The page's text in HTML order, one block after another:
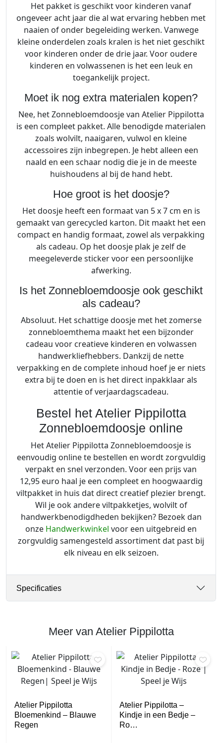
Het pakket is geschikt voor kinderen vanaf
ongeveer acht jaar die al wat ervaring hebben met
naaien of onder begeleiding werken. Vanwege
kleine onderdelen zoals kralen is het niet geschikt
voor kinderen onder de drie jaar. Voor oudere
kinderen en volwassenen is het een leuk en
toegankelijk project.
Moet ik nog extra materialen kopen?
Nee, het Zonnebloemdoosje van Atelier Pippilotta
is een compleet pakket. Alle benodigde materialen
zoals wolvilt, naaigaren, vulwol en kleine
accessoires zijn inbegrepen. Je hebt alleen een
naald en een schaar nodig die je in de meeste
huishoudens al bij de hand hebt.
Hoe groot is het doosje?
Het doosje heeft een formaat van 5 x 7 cm en is
gemaakt van gerecycled karton. Dit maakt het een
compact en handig formaat, zowel als verpakking
als cadeau. Op het doosje plak je zelf de
meegeleverde sticker voor een persoonlijke
afwerking.
Is het Zonnebloemdoosje ook geschikt
als cadeau?
Absoluut. Het schattige doosje met het zomerse
zonnebloemthema maakt het een bijzonder
cadeau voor creatieve kinderen en volwassen
handwerkliefhebbers. Dankzij de nette
verpakking en de complete inhoud hoef je er niets
extra bij te doen en is het direct inpakklaar als
attentie of verjaardagscadeau.
Bestel het Atelier Pippilotta
Zonnebloemdoosje online
Het Atelier Pippilotta Zonnebloemdoosje is
eenvoudig online te bestellen en wordt zorgvuldig
verpakt en snel verzonden. Voor een prijs van
12,95 euro haal je een compleet en hoogwaardig
viltpakket in huis dat direct creatief plezier brengt.
Wil je ook andere viltpakketjes, wolvilt of
handwerkbenodigdheden bekijken? Bezoek dan
onze Handwerkwinkel voor een uitgebreid en
zorgvuldig samengesteld assortiment dat past bij
elk niveau en elk seizoen.
Specificaties
Meer van Atelier Pippilotta
Atelier Pippilotta
Bloemenkind – Blauwe
Regen
Atelier Pippilotta –
Kindje in een Bedje –
Ro…